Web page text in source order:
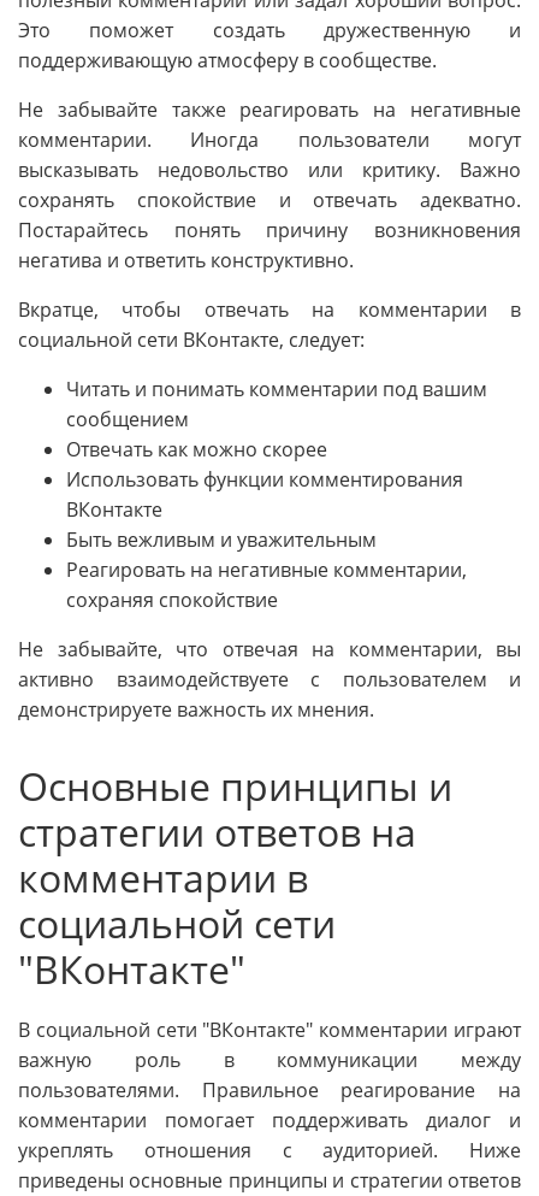
Это поможет создать дружественную и
поддерживающую атмосферу в сообществе.
Не забывайте также реагировать на негативные
комментарии. Иногда пользователи могут
высказывать недовольство или критику. Важно
сохранять спокойствие и отвечать адекватно.
Постарайтесь понять причину возникновения
негатива и ответить конструктивно.
Вкратце, чтобы отвечать на комментарии в
социальной сети ВКонтакте, следует:
Читать и понимать комментарии под вашим
сообщением
Отвечать как можно скорее
Использовать функции комментирования
ВКонтакте
Быть вежливым и уважительным
Реагировать на негативные комментарии,
сохраняя спокойствие
Не забывайте, что отвечая на комментарии, вы
активно взаимодействуете с пользователем и
демонстрируете важность их мнения.
Основные принципы и
стратегии ответов на
комментарии в
социальной сети
"ВКонтакте"
В социальной сети "ВКонтакте" комментарии играют
важную роль в коммуникации между
пользователями. Правильное реагирование на
комментарии помогает поддерживать диалог и
укреплять отношения с аудиторией. Ниже
приведены основные принципы и стратегии ответов